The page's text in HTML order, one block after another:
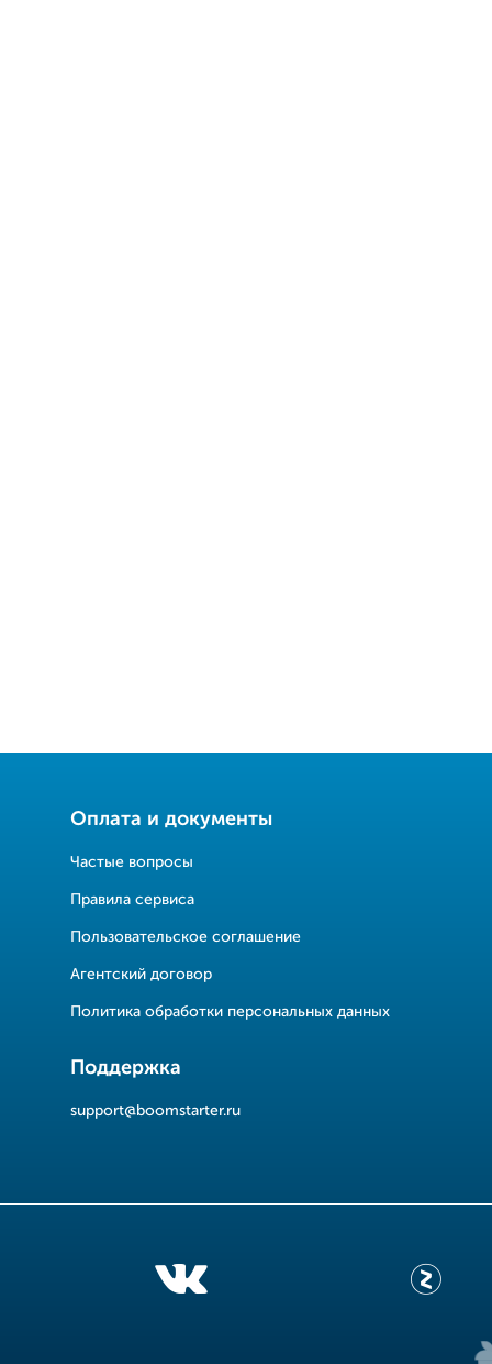
Оплата и документы
Частые вопросы
Правила сервиса
Пользовательское соглашение
Агентский договор
Политика обработки персональных данных
Поддержка
support@boomstarter.ru